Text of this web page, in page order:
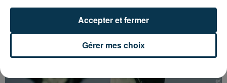
Gérer mes choix
Accepter et fermer